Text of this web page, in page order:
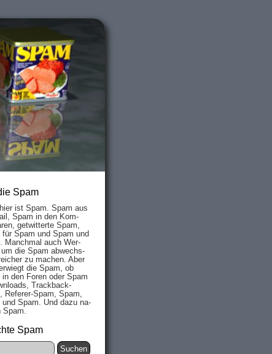
Spam
ist Spam. Spam aus
Spam in den Kom­
ge­twit­ter­te Spam,
für Spam und Spam und
Manch­mal auch Wer­
um die Spam ab­wechs­
zu mach­en. Aber
die Spam, ob
in den Fo­ren oder Spam
Track­back-
Re­fe­rer-Spam, Spam,
und Spam. Und da­zu na­
Spam.
Spam